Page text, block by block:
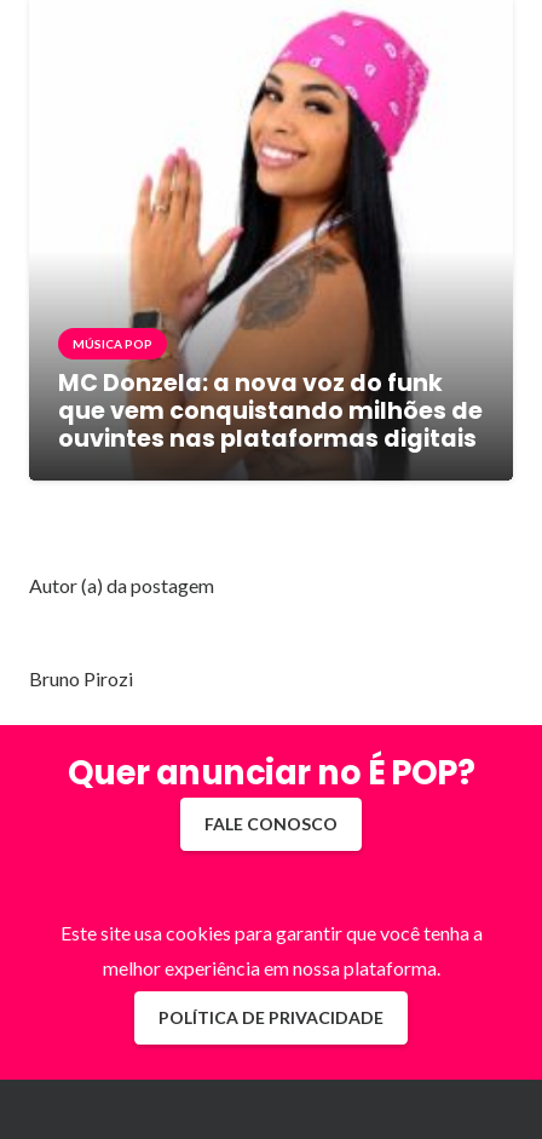
MÚSICA POP
MC Donzela: a nova voz do funk
que vem conquistando milhões de
ouvintes nas plataformas digitais
Autor (a) da postagem
Bruno Pirozi
Quer anunciar no É POP?
FALE CONOSCO
Este site usa cookies para garantir que você tenha a
melhor experiência em nossa plataforma.
POLÍTICA DE PRIVACIDADE